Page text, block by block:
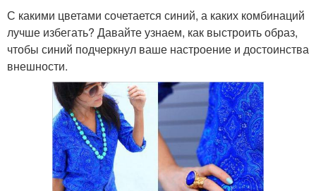
С какими цветами сочетается синий, а каких комбинаций
лучше избегать? Давайте узнаем, как выстроить образ,
чтобы синий подчеркнул ваше настроение и достоинства
внешности.